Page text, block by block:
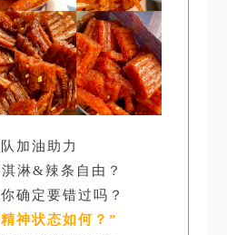
加油助力
淋&辣条自由？
确定要错过吗？
神状态如何？”